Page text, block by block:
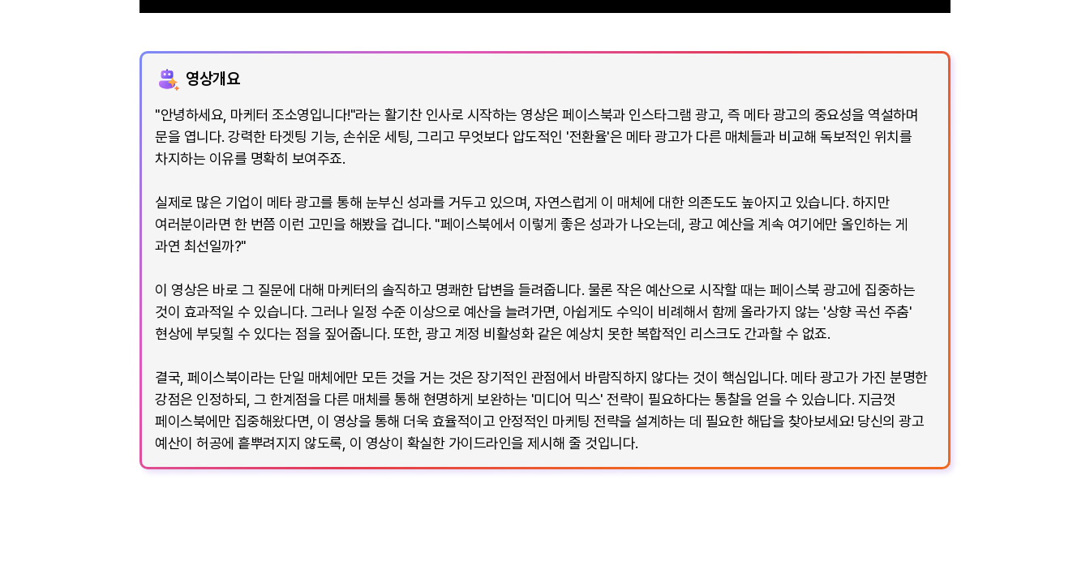
영상개요
"안녕하세요, 마케터 조소영입니다!"라는 활기찬 인사로 시작하는 영상은 페이스북과 인스타그램 광고, 즉 메타 광고의 중요성을 역설하며
문을 엽니다. 강력한 타겟팅 기능, 손쉬운 세팅, 그리고 무엇보다 압도적인 '전환율'은 메타 광고가 다른 매체들과 비교해 독보적인 위치를
차지하는 이유를 명확히 보여주죠.
실제로 많은 기업이 메타 광고를 통해 눈부신 성과를 거두고 있으며, 자연스럽게 이 매체에 대한 의존도도 높아지고 있습니다. 하지만
여러분이라면 한 번쯤 이런 고민을 해봤을 겁니다. "페이스북에서 이렇게 좋은 성과가 나오는데, 광고 예산을 계속 여기에만 올인하는 게
과연 최선일까?"
이 영상은 바로 그 질문에 대해 마케터의 솔직하고 명쾌한 답변을 들려줍니다. 물론 작은 예산으로 시작할 때는 페이스북 광고에 집중하는
것이 효과적일 수 있습니다. 그러나 일정 수준 이상으로 예산을 늘려가면, 아쉽게도 수익이 비례해서 함께 올라가지 않는 '상향 곡선 주춤'
현상에 부딪힐 수 있다는 점을 짚어줍니다. 또한, 광고 계정 비활성화 같은 예상치 못한 복합적인 리스크도 간과할 수 없죠.
결국, 페이스북이라는 단일 매체에만 모든 것을 거는 것은 장기적인 관점에서 바람직하지 않다는 것이 핵심입니다. 메타 광고가 가진 분명한
강점은 인정하되, 그 한계점을 다른 매체를 통해 현명하게 보완하는 '미디어 믹스' 전략이 필요하다는 통찰을 얻을 수 있습니다. 지금껏
페이스북에만 집중해왔다면, 이 영상을 통해 더욱 효율적이고 안정적인 마케팅 전략을 설계하는 데 필요한 해답을 찾아보세요! 당신의 광고
예산이 허공에 흩뿌려지지 않도록, 이 영상이 확실한 가이드라인을 제시해 줄 것입니다.